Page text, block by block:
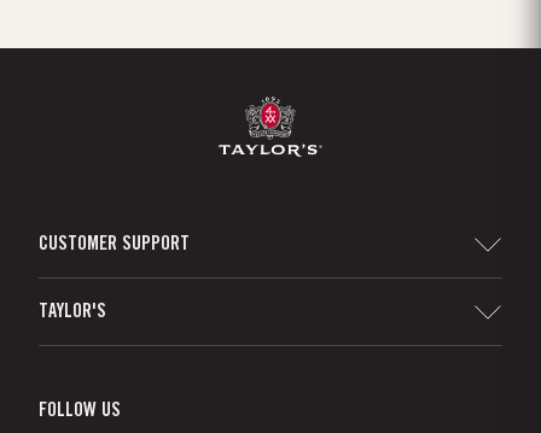
CUSTOMER SUPPORT
Denunciation Platform
TAYLOR'S
Was Ist Portwein?
FOLLOW US